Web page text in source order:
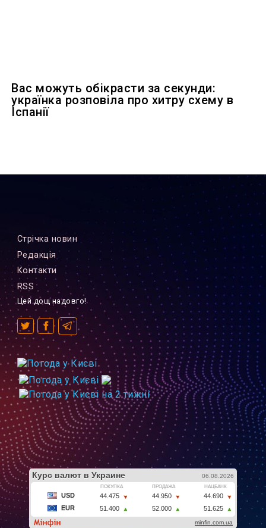
Вас можуть обікрасти за секунди:
українка розповіла про хитру схему в
Іспанії
Стрiчка новин
Редакцiя
Контакти
RSS
Цей дощ надовго!